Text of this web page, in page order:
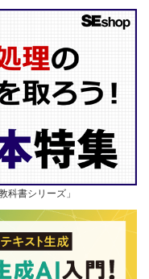
科書シリーズ」